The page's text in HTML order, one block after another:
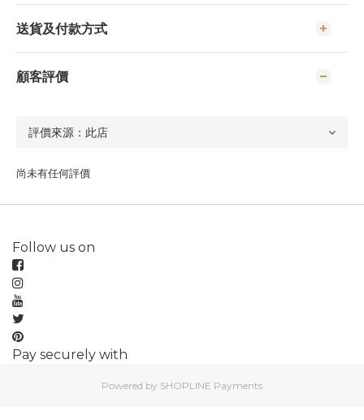
送貨及付款方式
顧客評價
尚未有任何評價
Follow us on
Pay securely with
Powered by SHOPLINE Payments